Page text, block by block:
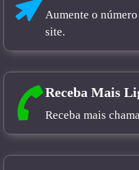
Aumente o
site.
Receba Mais
Receba mais